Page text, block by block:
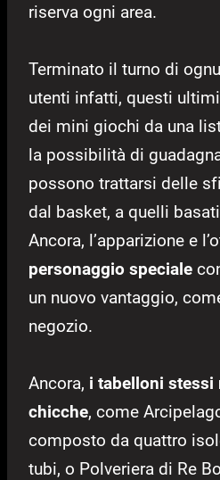
riserva ogni area.
Terminato il turno di
utenti infatti, questi
dei mini giochi da una
la possibilità di
possono trattarsi delle
dal basket, a quelli
Ancora, l’apparizione e
personaggio speciale
un nuovo vantaggio,
negozio.
Ancora, i tabelloni stessi
chicche, come
composto da quattro
tubi, o Polveriera di Re